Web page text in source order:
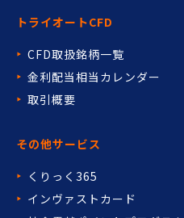
その他サービス
くりっく365
インヴァストカード
トライオートCFD
CFD取扱銘柄一覧
金利配当相当カレンダー
取引概要